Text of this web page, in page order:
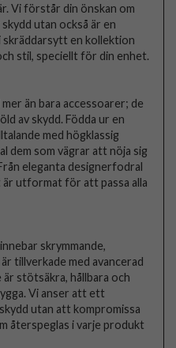
Vi förstår din önskan om
utan också är en
en kollektion
stil, speciellt för din enhet.
än bara accessoarer; de
av skydd. Födda ur en
med högklassig
dem som vägrar att nöja sig
eleganta designerfodral
utformat för att passa alla
skrymmande,
tillverkade med avancerad
stötsäkra, hållbara och
Vi anser att ett
utan att kompromissa
återspeglas i varje produkt